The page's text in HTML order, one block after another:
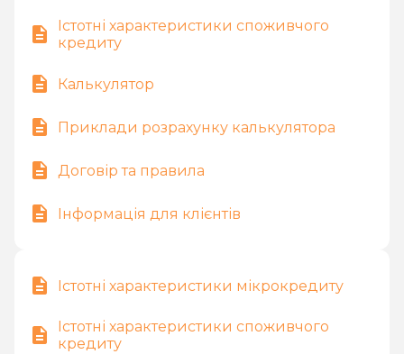
Істотні характеристики споживчого
кредиту
Калькулятор
Приклади розрахунку калькулятора
Договір та правила
Інформація для клієнтів
Істотні характеристики мікрокредиту
Істотні характеристики споживчого
кредиту